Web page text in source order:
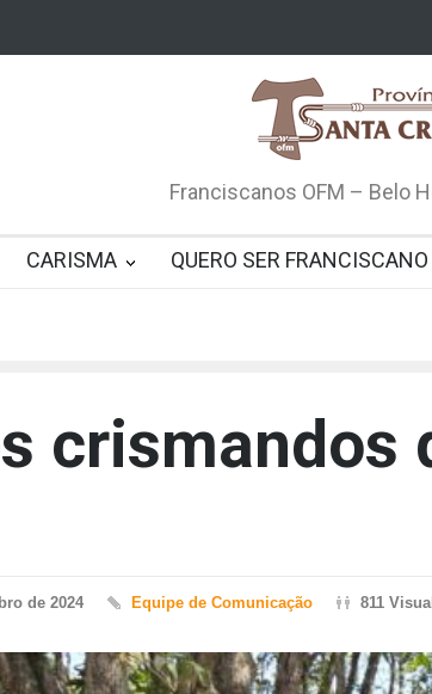
Franciscanos OFM – Belo
CARISMA QUERO SER FRANCISCANO
crismandos
de 2024 Equipe de Comunicação 811